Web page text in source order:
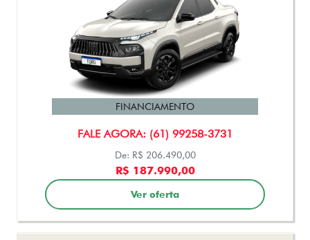
TORO
TORO ULTRA TURBO 270 FLEX 2026
FINANCIAMENTO